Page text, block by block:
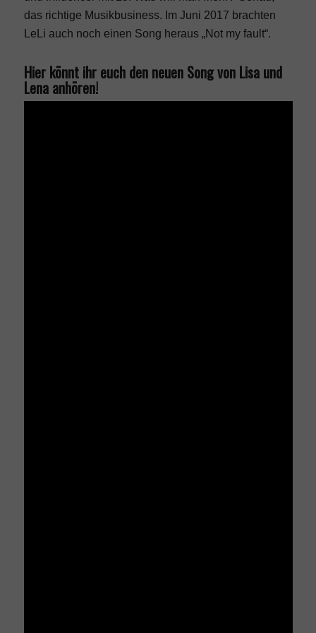
das richtige Musikbusiness. Im Juni 2017 brachten
LeLi auch noch einen Song heraus „Not my fault“.
Hier könnt ihr euch den neuen Song von Lisa und
Lena anhören!